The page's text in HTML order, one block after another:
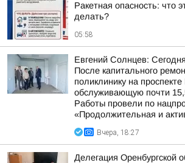
Ракетная опасность: что
делать?
05:58
Евгений Солнцев:
После капитального
поликлинику на
обслуживающую почти
Работы провели по
«Продолжительная и
Вчера, 18:27
Делегация Оренбургской